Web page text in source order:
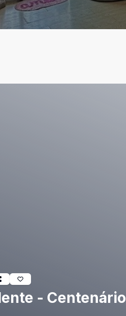
- Centenário